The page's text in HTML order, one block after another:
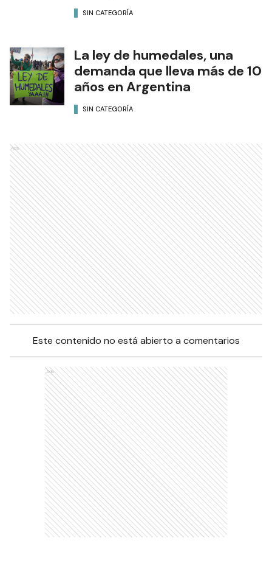
SIN CATEGORÍA
La ley de humedales, una
demanda que lleva más de 10
años en Argentina
SIN CATEGORÍA
Ads
Este contenido no está abierto a comentarios
Ads